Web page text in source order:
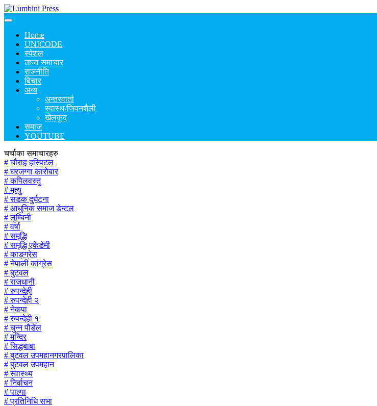
Home
UNICODE
स्पेशल
ताजा समाचार
राजनीति
बिचार
अन्य
अन्तरवार्ता
स्वास्थ/जिवनशैली
खेलकुद
समाज
YOUTUBE
चर्चाका समाचारहरु
# चौराह हस्पिटल
# घरजग्गा कारोबार
# कपिलवस्तु
# मृत्यु
# सडक दुर्घटना
# आधुनिक समाज डेन्टल
# लुम्बिनी
# वर्षा
# समृद्धि
# समृद्धि एकेडेमी
# काङ्ग्रेस
# नेपाली कांग्रेस
# बुटवल
# राजधानी
# रुपन्देही
# रुपन्देही २
# नेकपा
# रुपन्देही १
# चुन्न पौडेल
# मन्दिर
# सिद्धबाबा
# बुटवल उपमहानगरपालिका
# बुटवल उपमहान
# स्वास्थ्य
# निर्वाचन
# पाल्पा
# प्रतिनिधि सभा